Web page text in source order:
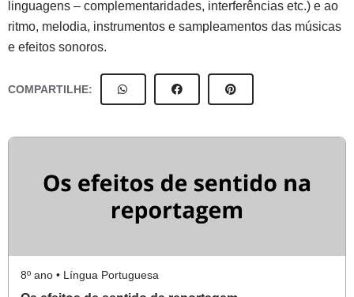
linguagens – complementaridades, interferências etc.) e ao
ritmo, melodia, instrumentos e sampleamentos das músicas
e efeitos sonoros.
COMPARTILHE:
8º ano • Língua Portuguesa